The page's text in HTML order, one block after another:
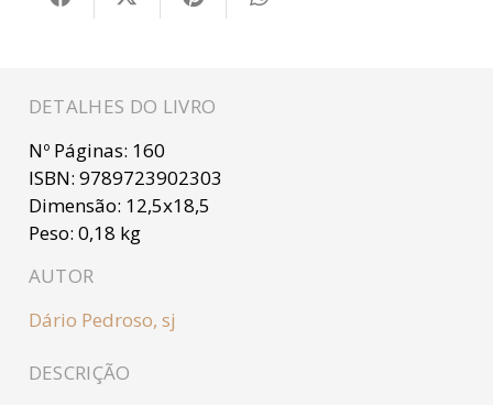
DETALHES DO LIVRO
Nº Páginas: 160
ISBN: 9789723902303
Dimensão: 12,5x18,5
Peso: 0,18 kg
AUTOR
Dário Pedroso, sj
DESCRIÇÃO